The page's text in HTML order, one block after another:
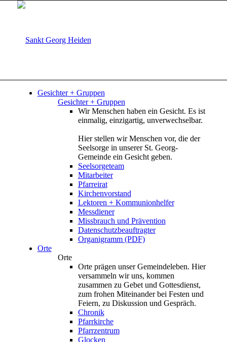
Gesichter + Gruppen
Gesichter + Gruppen
Wir Menschen haben ein Gesicht. Es ist
einmalig, einzigartig, unverwechselbar.
Hier stellen wir Menschen vor, die der
Seelsorge in unserer St. Georg-
Gemeinde ein Gesicht geben.
Seelsorgeteam
Mitarbeiter
Pfarreirat
Kirchenvorstand
Lektoren + Kommunionhelfer
Messdiener
Missbrauch und Prävention
Datenschutzbeauftragter
Organigramm (PDF)
Orte
Orte
Orte prägen unser Gemeindeleben. Hier
versammeln wir uns, kommen
zusammen zu Gebet und Gottesdienst,
zum frohen Miteinander bei Festen und
Feiern, zu Diskussion und Gespräch.
Chronik
Pfarrkirche
Pfarrzentrum
Glocken